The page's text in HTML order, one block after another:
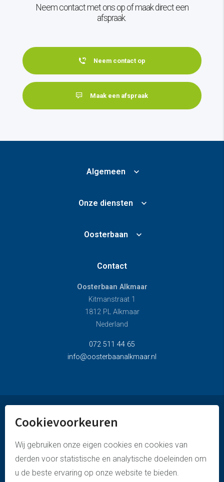
Neem contact met ons op of maak direct een
afspraak.
Neem contact op
Maak een afspraak
Algemeen
Onze diensten
Oosterbaan
Contact
Oosterbaan Alkmaar
Kitmanstraat 1
1812 PL Alkmaar
Nederland
072 511 44 65
info@oosterbaanalkmaar.nl
© oosterbaan alkmaar
privacyverklaring
disclaimer & copyright
cookies policy
Cookievoorkeuren
Wij gebruiken onze eigen cookies en cookies van
derden voor statistische en analytische doeleinden om
u de beste ervaring op onze website te bieden.